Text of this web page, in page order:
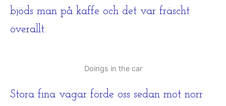
bjöds man på kaffe och det var fräscht
överallt.
Doings in the car
Stora fina vägar förde oss sedan mot norr